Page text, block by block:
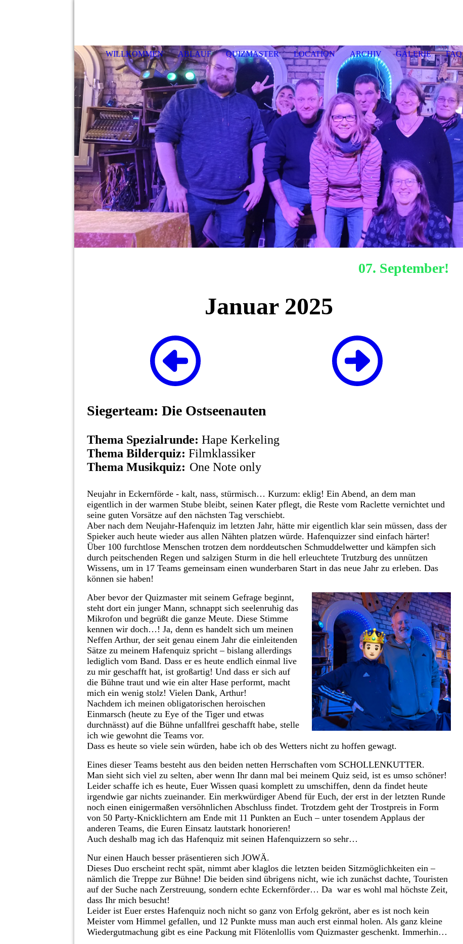
WILLKOMMEN ABLAUF QUIZMASTER LOCATION ARCHIV GALERIE FAQ
07. September!
Januar 2025
Siegerteam: Die Ostseenauten
Thema Spezialrunde: Hape Kerkeling
Thema Bilderquiz: Filmklassiker
Thema Musikquiz: One Note only
Neujahr in Eckernförde - kalt, nass, stürmisch… Kurzum: eklig! Ein Abend, an dem man
eigentlich in der warmen Stube bleibt, seinen Kater pflegt, die Reste vom Raclette vernichtet und
seine guten Vorsätze auf den nächsten Tag verschiebt.
Aber nach dem Neujahr-Hafenquiz im letzten Jahr, hätte mir eigentlich klar sein müssen, dass der
Spieker auch heute wieder aus allen Nähten platzen würde. Hafenquizzer sind einfach härter!
Über 100 furchtlose Menschen trotzen dem norddeutschen Schmuddelwetter und kämpfen sich
durch peitschenden Regen und salzigen Sturm in die hell erleuchtete Trutzburg des unnützen
Wissens, um in 17 Teams gemeinsam einen wunderbaren Start in das neue Jahr zu erleben. Das
können sie haben!
Aber bevor der Quizmaster mit seinem Gefrage beginnt,
steht dort ein junger Mann, schnappt sich seelenruhig das
Mikrofon und begrüßt die ganze Meute. Diese Stimme
kennen wir doch…! Ja, denn es handelt sich um meinen
Neffen Arthur, der seit genau einem Jahr die einleitenden
Sätze zu meinem Hafenquiz spricht – bislang allerdings
lediglich vom Band. Dass er es heute endlich einmal live
zu mir geschafft hat, ist großartig! Und dass er sich auf
die Bühne traut und wie ein alter Hase performt, macht
mich ein wenig stolz! Vielen Dank, Arthur!
Nachdem ich meinen obligatorischen heroischen
Einmarsch (heute zu Eye of the Tiger und etwas
durchnässt) auf die Bühne unfallfrei geschafft habe, stelle
ich wie gewohnt die Teams vor.
Dass es heute so viele sein würden, habe ich ob des Wetters nicht zu hoffen gewagt.
Eines dieser Teams besteht aus den beiden netten Herrschaften vom SCHOLLENKUTTER.
Man sieht sich viel zu selten, aber wenn Ihr dann mal bei meinem Quiz seid, ist es umso schöner!
Leider schaffe ich es heute, Euer Wissen quasi komplett zu umschiffen, denn da findet heute
irgendwie gar nichts zueinander. Ein merkwürdiger Abend für Euch, der erst in der letzten Runde
noch einen einigermaßen versöhnlichen Abschluss findet. Trotzdem geht der Trostpreis in Form
von 50 Party-Knicklichtern am Ende mit 11 Punkten an Euch – unter tosendem Applaus der
anderen Teams, die Euren Einsatz lautstark honorieren!
Auch deshalb mag ich das Hafenquiz mit seinen Hafenquizzern so sehr…
Nur einen Hauch besser präsentieren sich JOWÄ.
Dieses Duo erscheint recht spät, nimmt aber klaglos die letzten beiden Sitzmöglichkeiten ein –
nämlich die Treppe zur Bühne! Die beiden sind übrigens nicht, wie ich zunächst dachte, Touristen
auf der Suche nach Zerstreuung, sondern echte Eckernförder… Da war es wohl mal höchste Zeit,
dass Ihr mich besucht!
Leider ist Euer erstes Hafenquiz noch nicht so ganz von Erfolg gekrönt, aber es ist noch kein
Meister vom Himmel gefallen, und 12 Punkte muss man auch erst einmal holen. Als ganz kleine
Wiedergutmachung gibt es eine Packung mit Flötenlollis vom Quizmaster geschenkt. Immerhin…